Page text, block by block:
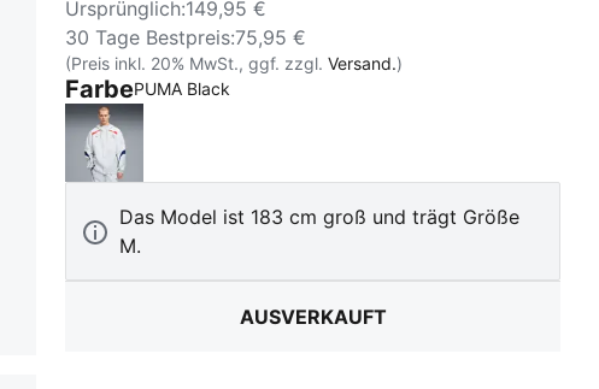
Ursprünglich:149,95 €
30 Tage Bestpreis:75,95 €
(Preis inkl. 20% MwSt., ggf. zzgl.Versand.)
FarbePUMA Black
Silver Mist
Das Model ist 183 cm groß und trägt Größe
M.
AUSVERKAUFT